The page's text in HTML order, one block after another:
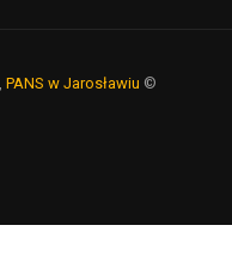
PANS w Jarosławiu ©